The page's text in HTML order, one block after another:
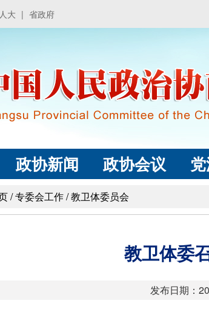
大 | 省政府
政协新闻 政协会议
/专委会工作/教卫体委员会
教卫体委
发布日期：